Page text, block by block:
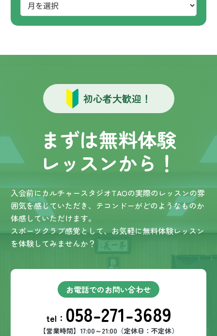
初心者大歓迎！
まずは無料体験
レッスンから！
入会前にカルチャースタジオTAOの実際のレッスンの雰
囲気を感じていただき、テコンドーがどのようなものか
体感していただけます。
スポーツクラブ感覚として、お気軽に無料体験レッスン
を体験してみませんか？
お電話でのお問い合わせ
tel： 058-271-3689
【営業時間】17:00～21:00（定休日：不定休）